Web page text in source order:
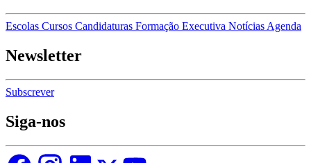
Escolas Cursos Candidaturas Formação Executiva Notícias Agenda
Newsletter
Subscrever
Siga-nos